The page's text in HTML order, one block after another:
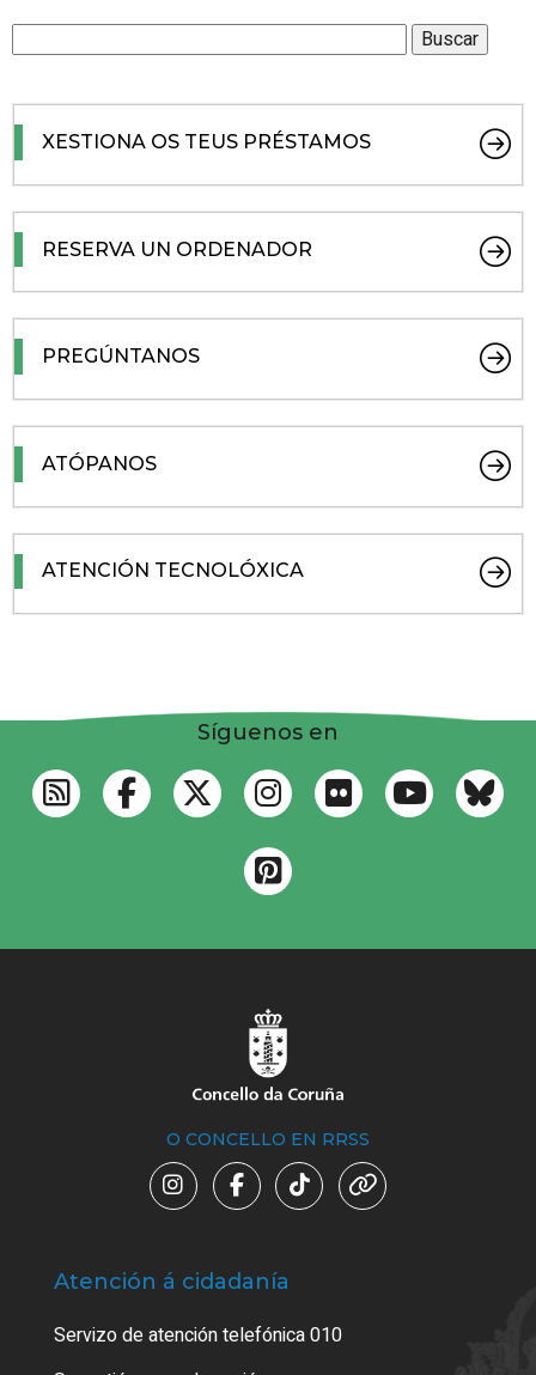
XESTIONA OS TEUS PRÉSTAMOS
RESERVA UN ORDENADOR
PREGÚNTANOS
ATÓPANOS
ATENCIÓN TECNOLÓXICA
Síguenos en
O CONCELLO EN RRSS
Atención á cidadanía
Servizo de atención telefónica 010